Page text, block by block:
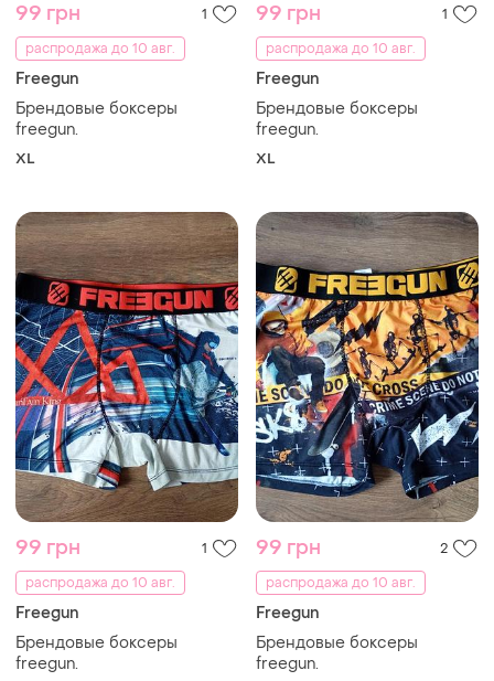
99 грн
1
распродажа до 10 авг.
Freegun
Брендовые боксеры
freegun.
XL
99 грн
1
распродажа до 10 авг.
Freegun
Брендовые боксеры
freegun.
XL
99 грн
1
распродажа до 10 авг.
Freegun
Брендовые боксеры
freegun.
99 грн
2
распродажа до 10 авг.
Freegun
Брендовые боксеры
freegun.